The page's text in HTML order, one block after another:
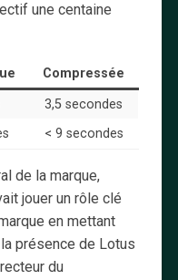
une centaine
Compressée
3,5 secondes
< 9 secondes
de la marque,
jouer un rôle clé
en mettant
présence de Lotus
du